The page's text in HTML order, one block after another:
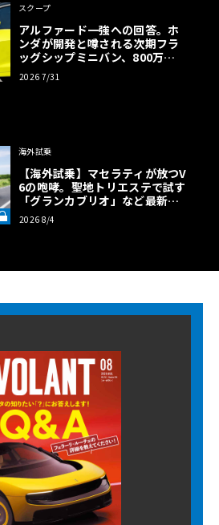
スクープ
アルファード一強への回答。ホ
ンダが開発と噂される次期フラ
ッグシップミニバン、800万円
超の勝算【予想CG】
2026 7/31
海外試乗
【海外試乗】マセラティが放つV
6の咆哮。聖地トリエステで試す
「グランカブリオ」など最新ト
ロフェオ3台の官能評価《LE VO
LANT LAB》
2026 8/4